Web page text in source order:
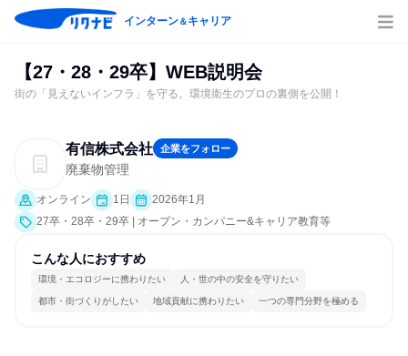
インターン＆キャリア
【27・28・29卒】WEB説明会
街の「見えないインフラ」を守る。環境衛生のプロの裏側を公開！
有信株式会社 企業をフォロー
廃棄物管理
オンライン 1日
2026年1月
27卒・28卒・29卒 | オープン・カンパニー&キャリア教育等
こんな人におすすめ
環境・エコロジーに携わりたい 人・世の中の安全を守りたい
都市・街づくりがしたい 地域貢献に携わりたい 一つの専門分野を極める